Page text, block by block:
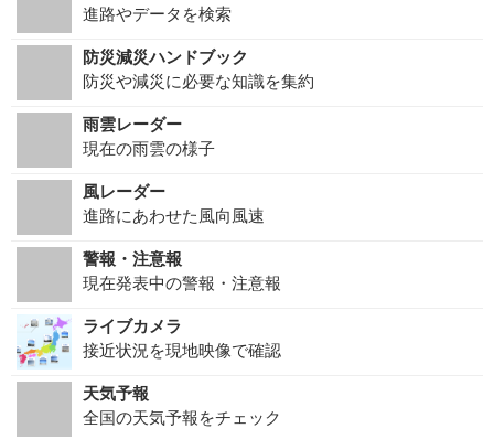
進路やデータを検索
防災減災ハンドブック
防災や減災に必要な知識を集約
雨雲レーダー
現在の雨雲の様子
風レーダー
進路にあわせた風向風速
警報・注意報
現在発表中の警報・注意報
ライブカメラ
接近状況を現地映像で確認
天気予報
全国の天気予報をチェック